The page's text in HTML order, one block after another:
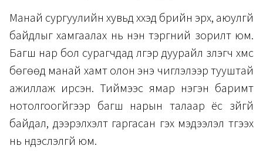
Манай сургуулийн хувьд хүүхэд бүрийн эрх, аюулгүй
байдлыг хамгаалах нь нэн тэргүүний зорилт юм.
Багш нар бол сурагчдад үлгэр дуурайл үзүүлэгч хүмүүс
бөгөөд манай хамт олон энэ чиглэлээр тууштай
ажиллаж ирсэн. Тиймээс ямар нэгэн баримт
нотолгоогүйгээр багш нарын талаар ёс зүйгүй
байдал, дээрэлхэлт гаргасан гэх мэдээлэл түгээх
нь үндэслэлгүй юм.